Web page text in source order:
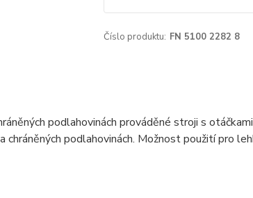
Číslo produktu: FN 5100 2282 8
podlahovinách prováděné stroji s
podlahovinách. Možnost použití pro